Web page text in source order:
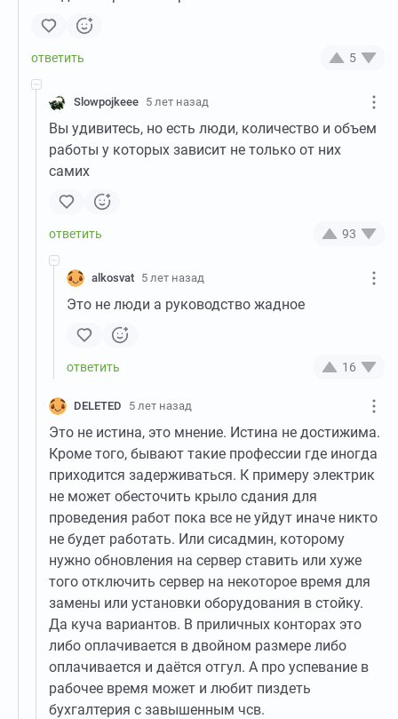
5
Slowpojkeee 5 лет назад
Вы удивитесь, но есть люди, количество и объем
работы у которых зависит не только от них
самих
93
alkosvat 5 лет назад
Это не люди а руководство жадное
16
DELETED 5 лет назад
Это не истина, это мнение. Истина не достижима.
Кроме того, бывают такие профессии где иногда
приходится задерживаться. К примеру электрик
не может обесточить крыло сдания для
проведения работ пока все не уйдут иначе никто
не будет работать. Или сисадмин, которому
нужно обновления на сервер ставить или хуже
того отключить сервер на некоторое время для
замены или установки оборудования в стойку.
Да куча вариантов. В приличных конторах это
либо оплачивается в двойном размере либо
оплачивается и даётся отгул. А про успевание в
рабочее время может и любит пиздеть
бухгалтерия с завышенным чсв.